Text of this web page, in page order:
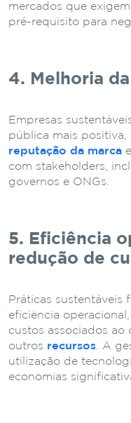
mercados que
pré-requisito para
4. Melhoria
Empresas
pública mais
reputação da marca
com stakeholders,
governos e ONGs.
5. Eficiência
redução de
Práticas sustentáveis
eficiência
custos associados ao
outros recursos . A
utilização de
economias